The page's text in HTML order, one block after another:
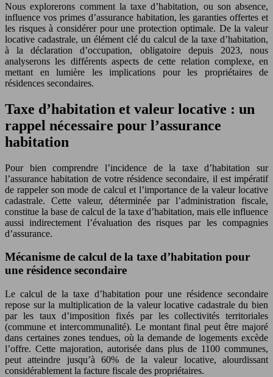
Nous explorerons comment la taxe d’habitation, ou son absence,
influence vos primes d’assurance habitation, les garanties offertes et
les risques à considérer pour une protection optimale. De la valeur
locative cadastrale, un élément clé du calcul de la taxe d’habitation,
à la déclaration d’occupation, obligatoire depuis 2023, nous
analyserons les différents aspects de cette relation complexe, en
mettant en lumière les implications pour les propriétaires de
résidences secondaires.
Taxe d’habitation et valeur locative : un
rappel nécessaire pour l’assurance
habitation
Pour bien comprendre l’incidence de la taxe d’habitation sur
l’assurance habitation de votre résidence secondaire, il est impératif
de rappeler son mode de calcul et l’importance de la valeur locative
cadastrale. Cette valeur, déterminée par l’administration fiscale,
constitue la base de calcul de la taxe d’habitation, mais elle influence
aussi indirectement l’évaluation des risques par les compagnies
d’assurance.
Mécanisme de calcul de la taxe d’habitation pour
une résidence secondaire
Le calcul de la taxe d’habitation pour une résidence secondaire
repose sur la multiplication de la valeur locative cadastrale du bien
par les taux d’imposition fixés par les collectivités territoriales
(commune et intercommunalité). Le montant final peut être majoré
dans certaines zones tendues, où la demande de logements excède
l’offre. Cette majoration, autorisée dans plus de 1100 communes,
peut atteindre jusqu’à 60% de la valeur locative, alourdissant
considérablement la facture fiscale des propriétaires.